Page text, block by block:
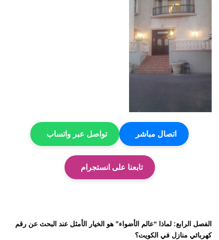
اتصال مباشر تواصل عبر واتساب
تابعنا على انستجرام
الفصل الرابع: لماذا “عالم الأضواء” هو الخيار الأمثل عند البحث عن رقم
كهربائي منازل في الكويت؟